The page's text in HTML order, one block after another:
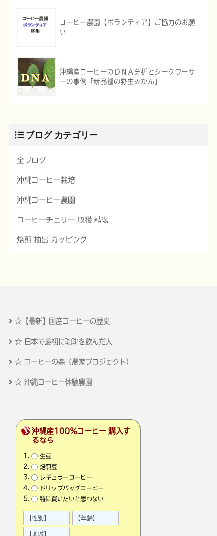
コーヒー農園【ボランティア】ご協力のお願
い
沖縄産コーヒーのＤＮＡ分析とシークワーサ
ーの事例「新品種の野生みかん」
ブログ カテゴリー
全ブログ
沖縄コーヒー栽培
沖縄コーヒー農園
コーヒーチェリー 収穫 精製
焙煎 抽出 カッピング
☆【最新】国産コーヒーの歴史
☆ 日本で最初に珈琲を飲んだ人
☆ コーヒーの森（農家プロジェクト）
☆ 沖縄コーヒー体験農園
沖縄産100％コーヒー 購入す
るなら
生豆
焙煎豆
レギュラーコーヒー
ドリップバッグコーヒー
特に買いたいと思わない